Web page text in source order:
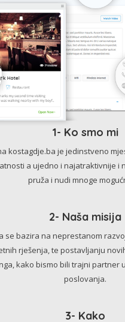
1- Ko smo mi
kostagdje.ba je jedinstveno
a ujedno i najatraktivnije i
pruža i nudi mnoge
2- Naša misija
se bazira na neprestanom
rješenja, te postavljanju
kako bismo bili trajni partner
poslovanja.
3- Kako